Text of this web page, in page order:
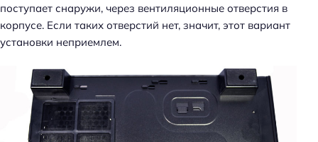
поступает снаружи, через вентиляционные отверстия в
корпусе. Если таких отверстий нет, значит, этот вариант
установки неприемлем.